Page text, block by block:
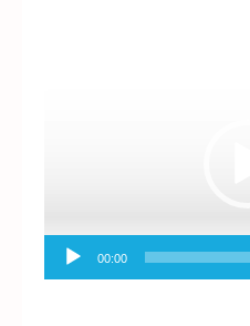
00:00